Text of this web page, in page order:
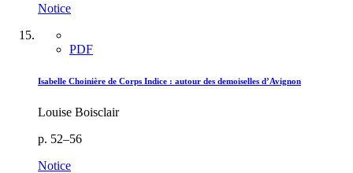
Notice
PDF
Isabelle Choinière de Corps Indice : autour des demoiselles d’Avignon
Louise Boisclair
p. 52–56
Notice